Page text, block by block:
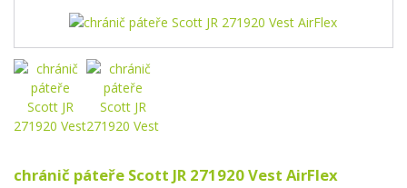
chránič páteře Scott JR 271920 Vest AirFlex